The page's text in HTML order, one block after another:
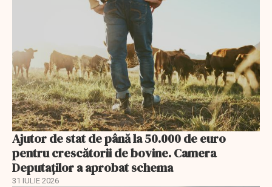
Ajutor de stat de până la 50.000 de euro
pentru crescătorii de bovine. Camera
Deputaților a aprobat schema
31 IULIE 2026